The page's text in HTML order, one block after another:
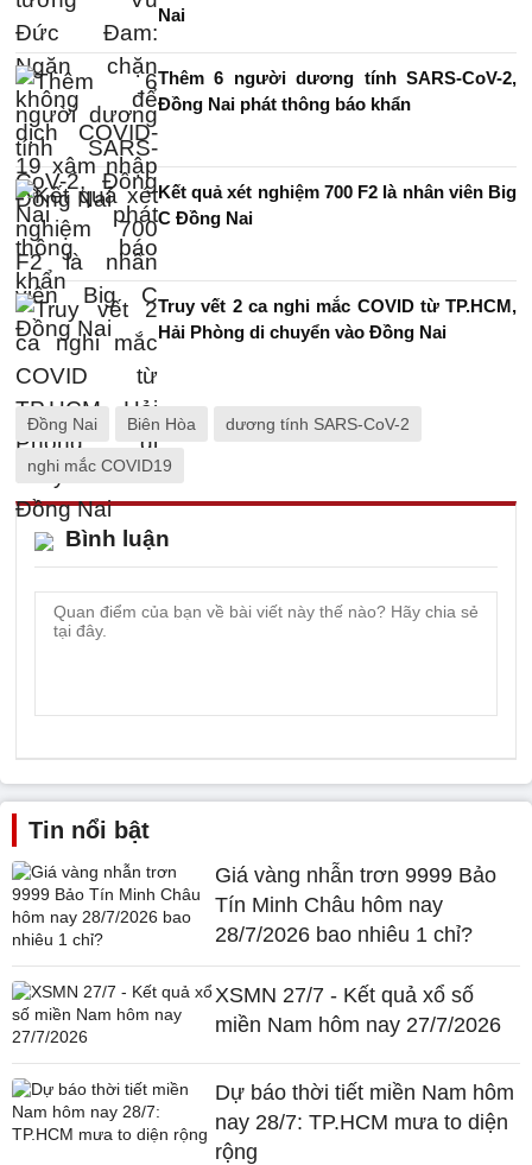
Nai
Thêm 6 người dương tính SARS-CoV-2,
Đồng Nai phát thông báo khẩn
Kết quả xét nghiệm 700 F2 là nhân viên Big
C Đồng Nai
Truy vết 2 ca nghi mắc COVID từ TP.HCM,
Hải Phòng di chuyển vào Đồng Nai
Đồng Nai Biên Hòa dương tính SARS-CoV-2
nghi mắc COVID19
Bình luận
Tin nổi bật
Giá vàng nhẫn trơn 9999 Bảo
Tín Minh Châu hôm nay
28/7/2026 bao nhiêu 1 chỉ?
XSMN 27/7 - Kết quả xổ số
miền Nam hôm nay 27/7/2026
Dự báo thời tiết miền Nam hôm
nay 28/7: TP.HCM mưa to diện
rộng